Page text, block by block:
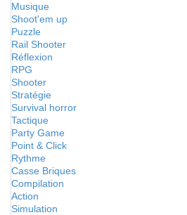
Musique
Shoot'em up
Puzzle
Rail Shooter
Réflexion
RPG
Shooter
Stratégie
Survival horror
Tactique
Party Game
Point & Click
Rythme
Casse Briques
Compilation
Action
Simulation